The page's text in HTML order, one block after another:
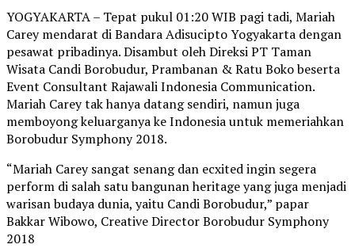
YOGYAKARTA – Tepat pukul 01:20 WIB pagi tadi, Mariah
Carey mendarat di Bandara Adisucipto Yogyakarta dengan
pesawat pribadinya. Disambut oleh Direksi PT Taman
Wisata Candi Borobudur, Prambanan & Ratu Boko beserta
Event Consultant Rajawali Indonesia Communication.
Mariah Carey tak hanya datang sendiri, namun juga
memboyong keluarganya ke Indonesia untuk memeriahkan
Borobudur Symphony 2018.
“Mariah Carey sangat senang dan ecxited ingin segera
perform di salah satu bangunan heritage yang juga menjadi
warisan budaya dunia, yaitu Candi Borobudur,” papar
Bakkar Wibowo, Creative Director Borobudur Symphony
2018